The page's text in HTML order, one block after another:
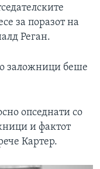
за поразот на
Реган.
заложници беше
опседнати со
и фактот
Картер.